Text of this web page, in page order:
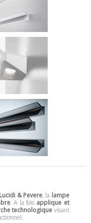
Lucidi & Pevere, la lampe
. A la fois applique et
technologique visant